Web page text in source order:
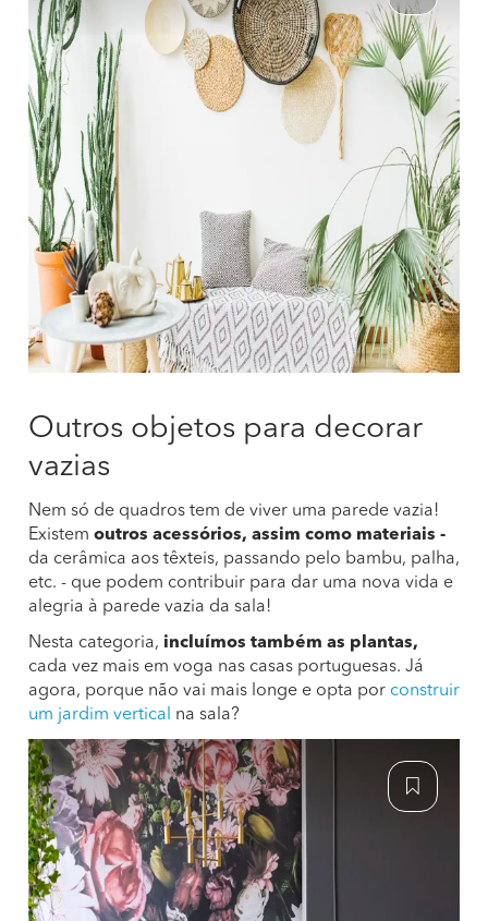
Outros objetos para decorar
vazias
Nem só de quadros tem de viver uma parede vazia!
Existem outros acessórios, assim como materiais -
da cerâmica aos têxteis, passando pelo bambu, palha,
etc. - que podem contribuir para dar uma nova vida e
alegria à parede vazia da sala!
Nesta categoria, incluímos também as plantas,
cada vez mais em voga nas casas portuguesas. Já
agora, porque não vai mais longe e opta por construir
um jardim vertical
na sala?